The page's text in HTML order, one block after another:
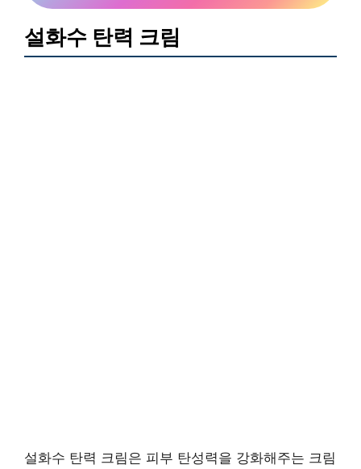
설화수 탄력 크림
설화수 탄력 크림은 피부 탄성력을 강화해주는 크림